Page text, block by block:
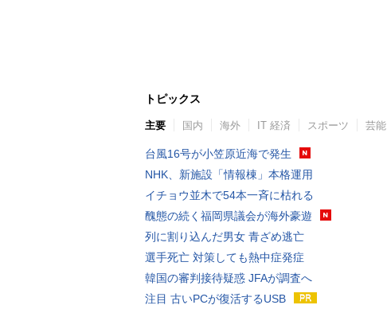
トピックス
主要 国内 海外 IT 経済 スポーツ 芸能
台風16号が小笠原近海で発生
NHK、新施設「情報棟」本格運用
イチョウ並木で54本一斉に枯れる
醜態の続く福岡県議会が海外豪遊
列に割り込んだ男女 青ざめ逃亡
選手死亡 対策しても熱中症発症
韓国の審判接待疑惑 JFAが調査へ
注目 古いPCが復活するUSB